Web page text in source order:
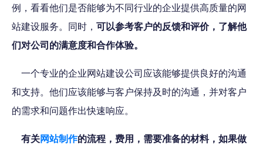
例，看看他们是否能够为不同行业的企业提供高质量的网
站建设服务。同时， 可以参考客户的反馈和评价，了解他
们对公司的满意度和合作体验。
一个专业的企业网站建设公司应该能够提供良好的沟通
和支持。他们应该能够与客户保持及时的沟通，并对客户
的需求和问题作出快速响应。
有关网站制作的流程，费用，需要准备的材料，如果做